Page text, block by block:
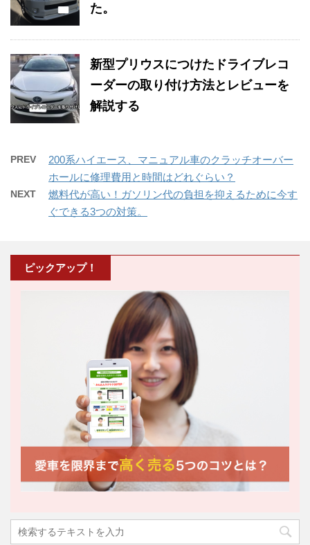
た。
新型プリウスにつけたドライブレコ
ーダーの取り付け方法とレビューを
解説する
PREV
200系ハイエース、マニュアル車のクラッチオーバー
ホールに修理費用と時間はどれぐらい？
NEXT
燃料代が高い！ガソリン代の負担を抑えるために今す
ぐできる3つの対策。
ピックアップ！